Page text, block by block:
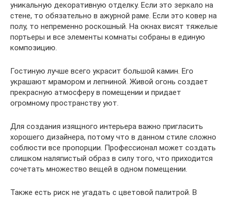
уникальную декоративную отделку. Если это зеркало на
стене, то обязательно в ажурной раме. Если это ковер на
полу, то непременно роскошный. На окнах висят тяжелые
портьеры и все элементы комнаты собраны в единую
композицию.
Гостиную лучше всего украсит большой камин. Его
украшают мрамором и лепниной. Живой огонь создает
прекрасную атмосферу в помещении и придает
огромному пространству уют.
Для создания изящного интерьера важно пригласить
хорошего дизайнера, потому что в данном стиле сложно
соблюсти все пропорции. Профессионал может создать
слишком наляпистый образ в силу того, что приходится
сочетать множество вещей в одном помещении.
Также есть риск не угадать с цветовой палитрой. В